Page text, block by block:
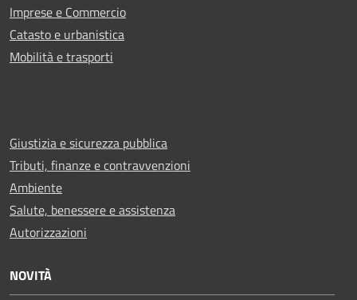
Imprese e Commercio
Catasto e urbanistica
Mobilità e trasporti
Giustizia e sicurezza pubblica
Tributi, finanze e contravvenzioni
Ambiente
Salute, benessere e assistenza
Autorizzazioni
NOVITÀ